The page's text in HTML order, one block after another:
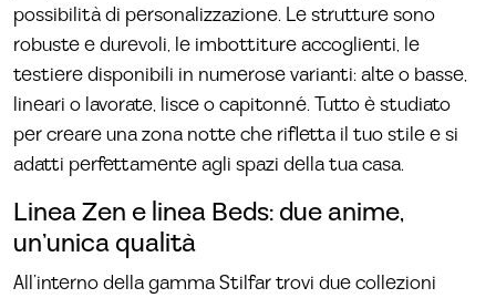
possibilità di personalizzazione. Le strutture sono
robuste e durevoli, le imbottiture accoglienti, le
testiere disponibili in numerose varianti: alte o basse,
lineari o lavorate, lisce o capitonné. Tutto è studiato
per creare una zona notte che rifletta il tuo stile e si
adatti perfettamente agli spazi della tua casa.
Linea Zen e linea Beds: due anime,
un’unica qualità
All’interno della gamma Stilfar trovi due collezioni